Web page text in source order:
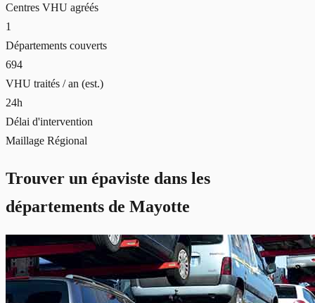
Centres VHU agréés
1
Départements couverts
694
VHU traités / an (est.)
24h
Délai d'intervention
Maillage Régional
Trouver un épaviste dans les
départements de Mayotte